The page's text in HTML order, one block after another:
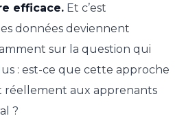
efficace. Et c’est
données deviennent
sur la question qui
: est-ce que cette approche
aux apprenants
?